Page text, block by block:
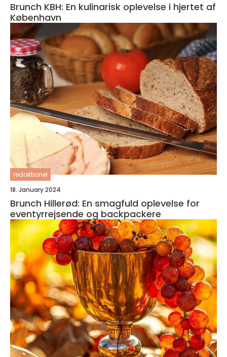
Brunch KBH: En kulinarisk oplevelse i hjertet af
København
redaktionel
18. January 2024
Brunch Hillerød: En smagfuld oplevelse for
eventyrrejsende og backpackere